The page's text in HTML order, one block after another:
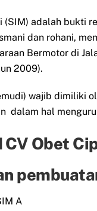
(SIM) adalah bukti
dan rohani,
Bermotor di
2009).
wajib dimiliki
dalam hal
CV Obet
A